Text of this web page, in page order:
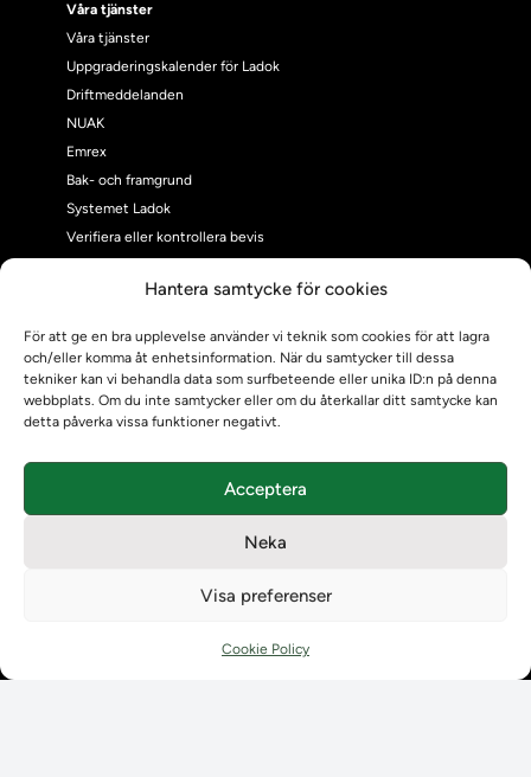
Hantera samtycke för cookies
För att ge en bra upplevelse använder vi teknik som cookies för att lagra
och/eller komma åt enhetsinformation. När du samtycker till dessa
tekniker kan vi behandla data som surfbeteende eller unika ID:n på denna
webbplats. Om du inte samtycker eller om du återkallar ditt samtycke kan
detta påverka vissa funktioner negativt.
Acceptera
Neka
Visa preferenser
Cookie Policy
Våra tjänster
Våra tjänster
Uppgraderingskalender för Ladok
Driftmeddelanden
NUAK
Emrex
Bak- och framgrund
Systemet Ladok
Verifiera eller kontrollera bevis
Om Ladokkonsortiet
Ladokkonsortiet internationellt
Vision, strategi och produktplan
Användarkontakter
Kontaktuppgifter till lärosätenas Ladoksupport